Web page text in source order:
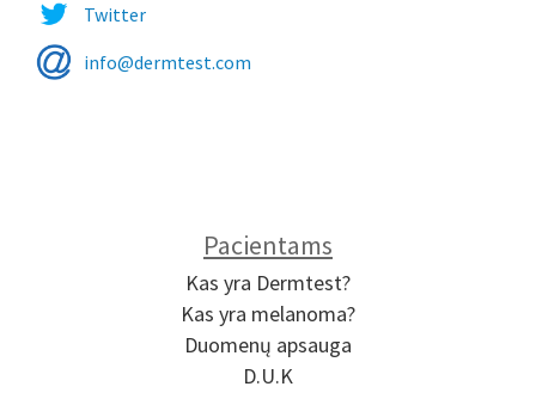
Twitter
info@dermtest.com
Pacientams
Kas yra Dermtest?
Kas yra melanoma?
Duomenų apsauga
D.U.K